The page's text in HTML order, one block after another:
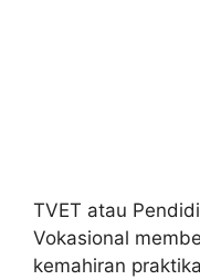
TVET atau
Vokasional
kemahiran